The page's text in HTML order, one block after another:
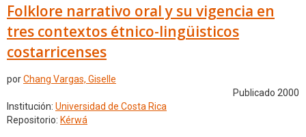
Folklore narrativo oral y su vigencia en
tres contextos étnico-lingüisticos
costarricenses
porChang Vargas, Giselle
Publicado 2000
Institución: Universidad de Costa Rica
Repositorio: Kérwá